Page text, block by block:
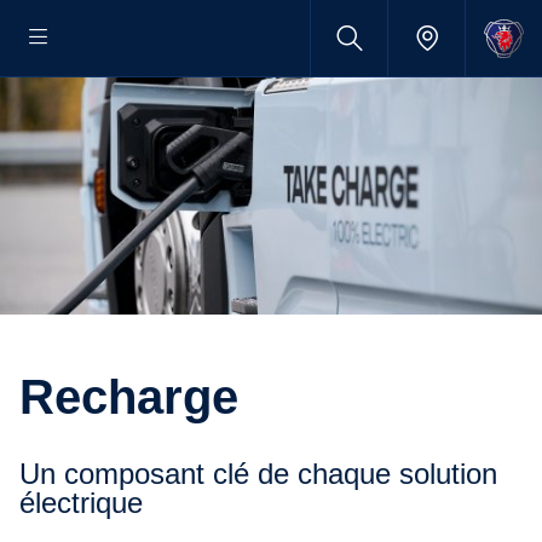
Recharge
Un composant clé de chaque solution
électrique